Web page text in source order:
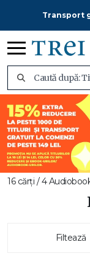
Transport
16 cărți / 4
Filtează